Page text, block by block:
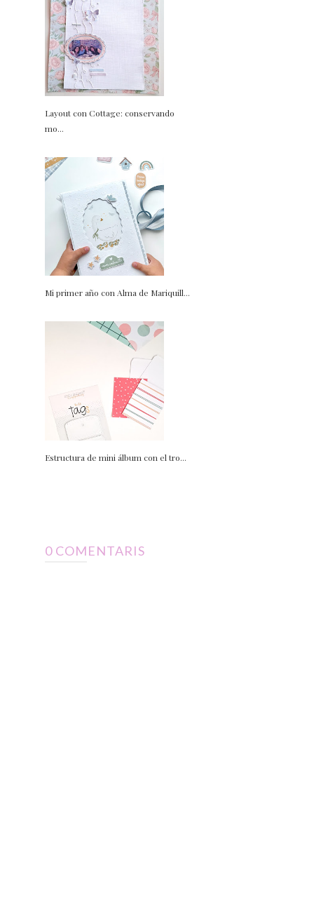
Layout con Cottage: conservando
mo...
Mi primer año con Alma de Mariquill...
Estructura de mini álbum con el tro...
0 COMENTARIS